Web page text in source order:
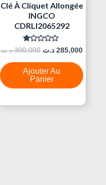
Clé À Cliquet Allongée
INGCO
CDRLI2065292
Note
Sur
5
300,000 د.ت 285,000 د.ت
Ajouter Au
Panier